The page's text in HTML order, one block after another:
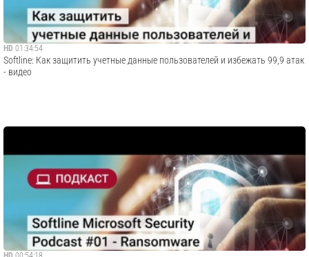
HD 01:34:54
​Softline: Как защитить учетные данные пользователей и избежать 99,9 атак
- видео